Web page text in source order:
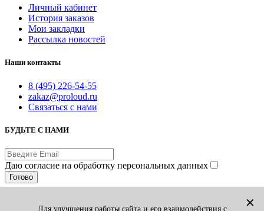
Личный кабинет
История заказов
Мои закладки
Рассылка новостей
Наши контакты
8 (495) 226-54-55
zakaz@proloud.ru
Связаться с нами
БУДЬТЕ С НАМИ
Даю согласие на обработку персональных данных
Готово
✕
Для улучшения работы сайта и его взаимодействия с